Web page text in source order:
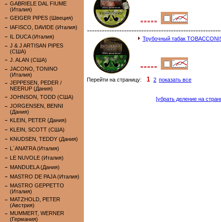
GABRIELE DAL FIUME
(Италия)
GEIGER PIPES (Швеция)
IAFISCO, DAVIDE (Италия)
IL DUCA (Италия)
J & J ARTISAN PIPES
(США)
J. ALAN (США)
JACONO, TONINO
(Италия)
JEPPESEN, PEDER /
NEERUP (Дания)
JOHNSON, TODD (США)
JORGENSEN, BENNI
(Дания)
KLEIN, PETER (Дания)
KLEIN, SCOTT (США)
KNUDSEN, TEDDY (Дания)
L`ANATRA (Италия)
LE NUVOLE (Италия)
MANDUELA (Дания)
MASTRO DE PAJA (Италия)
MASTRO GEPPETTO
(Италия)
MATZHOLD, PETER
(Австрия)
MUMMERT, WERNER
(Германия)
Трубочный табак
Перейти на страницу: 1 2 показать все
[убрать деление на